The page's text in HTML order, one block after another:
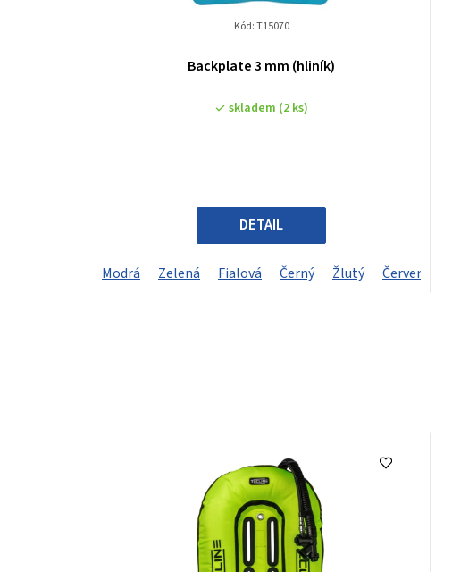
Backplate 3 mm (hliník)
skladem (2 ks)
DETAIL
Modrá Zelená Fialová Černý Žlutý Červená
Kód:T15070